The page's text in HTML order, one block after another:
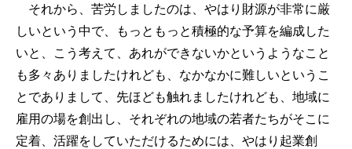
それから、苦労しましたのは、やはり財源が非常に厳
しいという中で、もっともっと積極的な予算を編成した
いと、こう考えて、あれができないかというようなこと
も多々ありましたけれども、なかなかに難しいというこ
とでありまして、先ほども触れましたけれども、地域に
雇用の場を創出し、それぞれの地域の若者たちがそこに
定着、活躍をしていただけるためには、やはり起業創